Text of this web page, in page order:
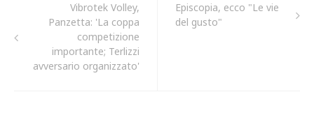
Vibrotek Volley,
Panzetta: 'La coppa
competizione
importante; Terlizzi
avversario organizzato'
Episcopia, ecco "Le vie
del gusto"